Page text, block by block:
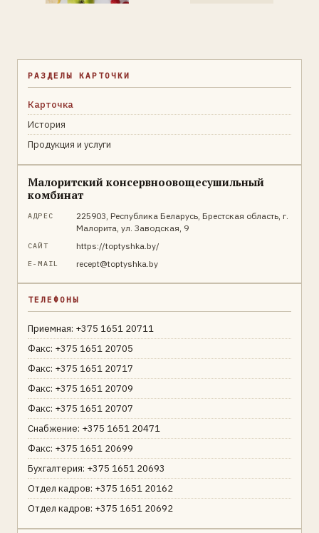
РАЗДЕЛЫ КАРТОЧКИ
Карточка
История
Продукция и услуги
Малоритский консервноовощесушильный
комбинат
АДРЕС
225903, Республика Беларусь, Брестская область, г.
Малорита, ул. Заводская, 9
САЙТ https://toptyshka.by/
E-MAIL recept@toptyshka.by
ТЕЛЕФОНЫ
Приемная: +375 1651 20711
Факс: +375 1651 20705
Факс: +375 1651 20717
Факс: +375 1651 20709
Факс: +375 1651 20707
Снабжение: +375 1651 20471
Факс: +375 1651 20699
Бухгалтерия: +375 1651 20693
Отдел кадров: +375 1651 20162
Отдел кадров: +375 1651 20692